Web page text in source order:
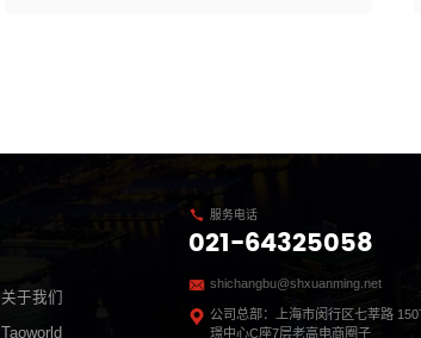
关于我们
Taoworld
服务电话
021-64325058
shichangbu@shxuanming.net
公司总部：上海市闵行区七莘路
璟中心C座7层老高电商圈子